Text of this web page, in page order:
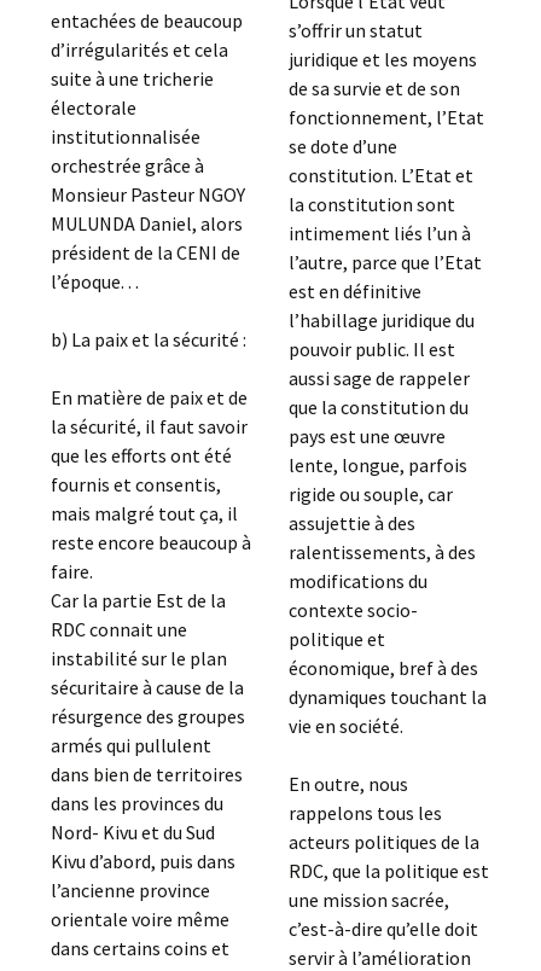
entachées de beaucoup
d’irrégularités et cela
suite à une tricherie
électorale
institutionnalisée
orchestrée grâce à
Monsieur Pasteur NGOY
MULUNDA Daniel, alors
président de la CENI de
l’époque. . .
b) La paix et la sécurité :
En matière de paix et de
la sécurité, il faut savoir
que les efforts ont été
fournis et consentis,
mais malgré tout ça, il
reste encore beaucoup à
faire.
Car la partie Est de la
RDC connait une
instabilité sur le plan
sécuritaire à cause de la
résurgence des groupes
armés qui pullulent
dans bien de territoires
dans les provinces du
Nord- Kivu et du Sud
Kivu d’abord, puis dans
l’ancienne province
orientale voire même
dans certains coins et
s’offrir un statut
juridique et les moyens
de sa survie et de son
fonctionnement, l’Etat
se dote d’une
constitution. L’Etat et
la constitution sont
intimement liés l’un à
l’autre, parce que l’Etat
est en définitive
l’habillage juridique du
pouvoir public. Il est
aussi sage de rappeler
que la constitution du
pays est une œuvre
lente, longue, parfois
rigide ou souple, car
assujettie à des
ralentissements, à des
modifications du
contexte socio-
politique et
économique, bref à des
dynamiques touchant la
vie en société.
En outre, nous
rappelons tous les
acteurs politiques de la
RDC, que la politique est
une mission sacrée,
c’est-à-dire qu’elle doit
servir à l’amélioration